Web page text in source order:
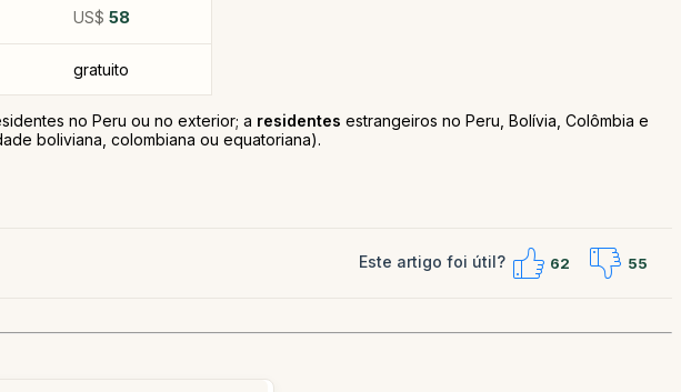
US$ 58
gratuito
no Peru ou no exterior; a residentes estrangeiros no Peru, Bolívia, Colômbia e
boliviana, colombiana ou equatoriana).
Este artigo foi útil? 62 55